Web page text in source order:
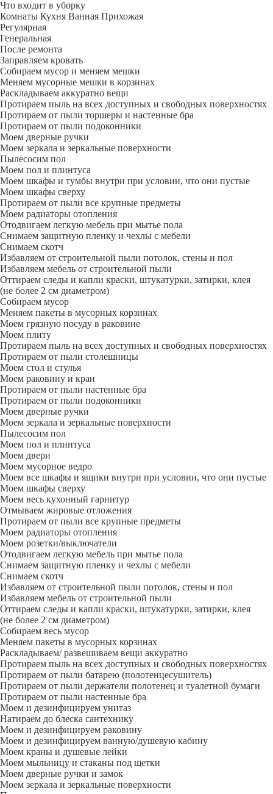
Что входит в уборку
Регу­лярная
Гене­ральная
После ремонта
Заправляем кровать
Собираем мусор и меняем мешки
Меняем мусорные мешки в корзинах
Раскладываем аккуратно вещи
Протираем пыль на всех доступных и свободных поверхностях
Протираем от пыли торшеры и настенные бра
Протираем от пыли подоконники
Моем дверные ручки
Моем зеркала и зеркальные поверхности
Пылесосим пол
Моем пол и плинтуса
Моем шкафы и тумбы внутри при условии, что они пустые
Моем шкафы сверху
Протираем от пыли все крупные предметы
Моем радиаторы отопления
Отодвигаем легкую мебель при мытье пола
Снимаем защитную пленку и чехлы с мебели
Снимаем скотч
Избавляем от строительной пыли потолок, стены и пол
Избавляем мебель от строительной пыли
Оттираем следы и капли краски, штукатурки, затирки, клея
(не более 2 см диаметром)
Собираем мусор
Меняем пакеты в мусорных корзинах
Моем грязную посуду в раковине
Моем плиту
Протираем пыль на всех доступных и свободных поверхностях
Протираем от пыли столешницы
Моем стол и стулья
Моем раковину и кран
Протираем от пыли настенные бра
Протираем от пыли подоконники
Моем дверные ручки
Моем зеркала и зеркальные поверхности
Пылесосим пол
Моем пол и плинтуса
Моем двери
Моем мусорное ведро
Моем все шкафы и ящики внутри при условии, что они пустые
Моем шкафы сверху
Моем весь кухонный гарнитур
Отмываем жировые отложения
Протираем от пыли все крупные предметы
Моем радиаторы отопления
Моем розетки/выключатели
Отодвигаем легкую мебель при мытье пола
Снимаем защитную пленку и чехлы с мебели
Снимаем скотч
Избавляем от строительной пыли потолок, стены и пол
Избавляем мебель от строительной пыли
Оттираем следы и капли краски, штукатурки, затирки, клея
(не более 2 см диаметром)
Собираем весь мусор
Меняем пакеты в мусорных корзинах
Раскладываем/ развешиваем вещи аккуратно
Протираем пыль на всех доступных и свободных поверхностях
Протираем от пыли батарею (полотенцесушитель)
Протираем от пыли держатели полотенец и туалетной бумаги
Протираем от пыли настенные бра
Моем и дезинфицируем унитаз
Натираем до блеска сантехнику
Моем и дезинфицируем раковину
Моем и дезинфицируем ванную/душевую кабину
Моем краны и душевые лейки
Моем мыльницу и стаканы под щетки
Моем дверные ручки и замок
Моем зеркала и зеркальные поверхности